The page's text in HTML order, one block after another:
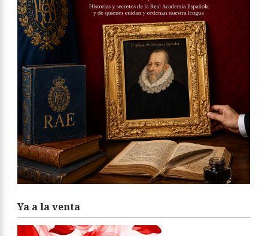
Ya a la venta